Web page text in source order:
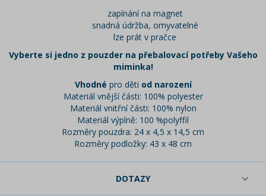
zapínání na magnet
snadná údržba, omyvatelné
lze prát v pračce
Vyberte si jedno z pouzder na přebalovací potřeby Vašeho
miminka!
Vhodné pro děti od narození
Materiál vnější části: 100% polyester
Materiál vnitřní části: 100% nylon
Materiál výplně: 100 %polyffil
Rozměry pouzdra: 24 x 4,5 x 14,5 cm
Rozměry podložky: 43 x 48 cm
DOTAZY